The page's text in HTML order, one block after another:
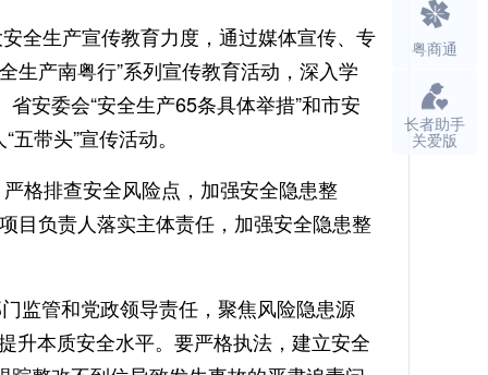
全生产宣传教育力度，通过媒体宣传、专
生产南粤行”系列宣传教育活动，深入学
安委会“安全生产65条具体举措”和市安
带头”宣传活动。
格排查安全风险点，加强安全隐患整
目负责人落实主体责任，加强安全隐患整
管和党政领导责任，聚焦风险隐患源
升本质安全水平。要严格执法，建立安全
粤商通
长者助手
关爱版